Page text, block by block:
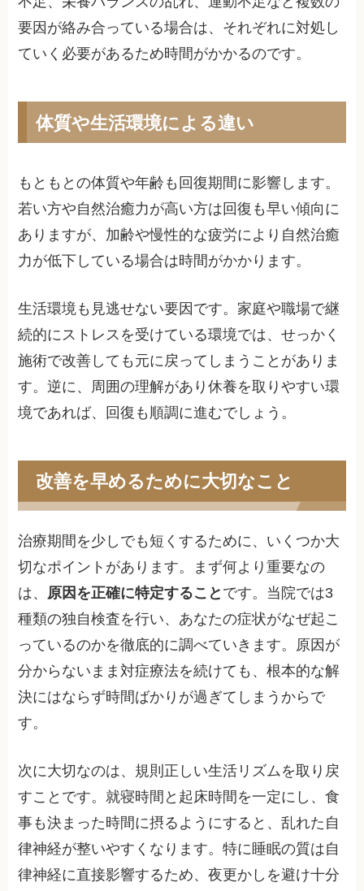
要因が絡み合っている場合は、それぞれに対処し
ていく必要があるため時間がかかるのです。
体質や生活環境による違い
もともとの体質や年齢も回復期間に影響します。
若い方や自然治癒力が高い方は回復も早い傾向に
ありますが、加齢や慢性的な疲労により自然治癒
力が低下している場合は時間がかかります。
生活環境も見逃せない要因です。家庭や職場で継
続的にストレスを受けている環境では、せっかく
施術で改善しても元に戻ってしまうことがありま
す。逆に、周囲の理解があり休養を取りやすい環
境であれば、回復も順調に進むでしょう。
改善を早めるために大切なこと
治療期間を少しでも短くするために、いくつか大
切なポイントがあります。まず何より重要なの
は、 原因を正確に特定すること です。当院では3
種類の独自検査を行い、あなたの症状がなぜ起こ
っているのかを徹底的に調べていきます。原因が
分からないまま対症療法を続けても、根本的な解
決にはならず時間ばかりが過ぎてしまうからで
す。
次に大切なのは、規則正しい生活リズムを取り戻
すことです。就寝時間と起床時間を一定にし、食
事も決まった時間に摂るようにすると、乱れた自
律神経が整いやすくなります。特に睡眠の質は自
律神経に直接影響するため、夜更かしを避け十分